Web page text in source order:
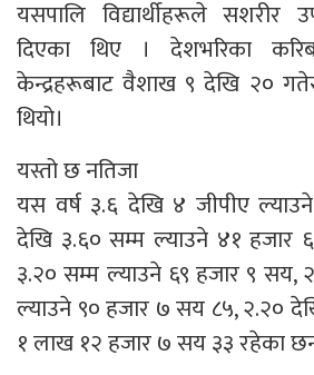
यसपालि विद्यार्थीहरूले सशरीर
दिएका थिए । देशभरिका
केन्द्रहरूबाट वैशाख ९ देखि २०
थियो।
यस्तो छ नतिजा
यस वर्ष ३.६ देखि ४ जीपीए
देखि ३.६० सम्म ल्याउने ४१ हजार
३.२० सम्म ल्याउने ६९ हजार ९ सय,
ल्याउने ९० हजार ७ सय ८५, २.२०
१ लाख १२ हजार ७ सय ३३ रहेका